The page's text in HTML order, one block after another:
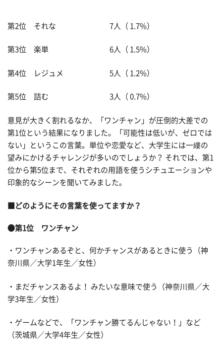
第2位 それな 7人（ 1.7%）
第3位 楽単 6人（ 1.5%）
第4位 レジュメ 5人（ 1.2%）
第5位 詰む 3人（ 0.7%）
意見が大きく割れるなか、「ワンチャン」が圧倒的大差での
第1位という結果になりました。「可能性は低いが、ゼロでは
ない」というこの言葉。単位や恋愛など、大学生には一縷の
望みにかけるチャレンジが多いのでしょうか？ それでは、第1
位から第5位まで、それぞれの用語を使うシチュエーションや
印象的なシーンを聞いてみました。
■どのようにその言葉を使ってますか？
●第1位 ワンチャン
・ワンチャンあるぞと、何かチャンスがあるときに使う（神
奈川県／大学1年生／女性）
・まだチャンスあるよ！ みたいな意味で使う（神奈川県／大
学3年生／女性）
・ゲームなどで、「ワンチャン勝てるんじゃない！」など
（茨城県／大学4年生／女性）